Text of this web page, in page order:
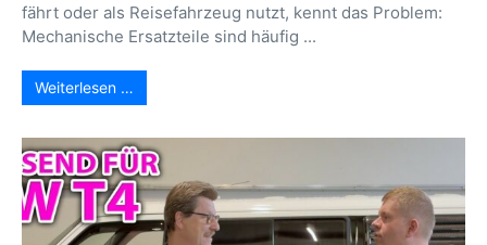
fährt oder als Reisefahrzeug nutzt, kennt das Problem:
Mechanische Ersatzteile sind häufig ...
Weiterlesen …